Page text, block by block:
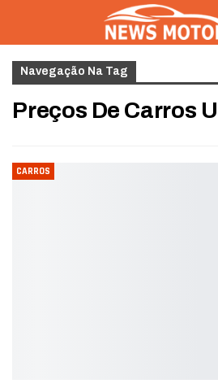
Navegação Na Tag
Preços De Carros
CARROS